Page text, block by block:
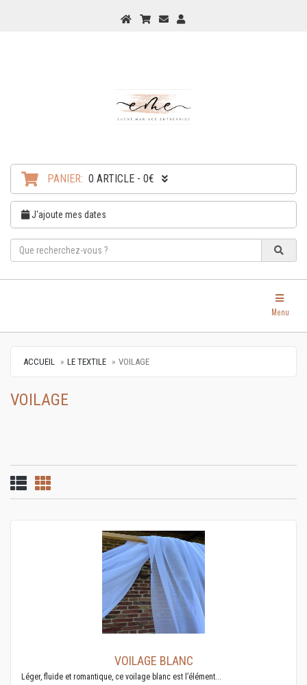
PANIER: 0 ARTICLE - 0€
J'ajoute mes dates
Toggle
Menu
ACCUEIL LE TEXTILE VOILAGE
VOILAGE
VOILAGE BLANC
Léger, fluide et romantique, ce voilage blanc est l’élément...